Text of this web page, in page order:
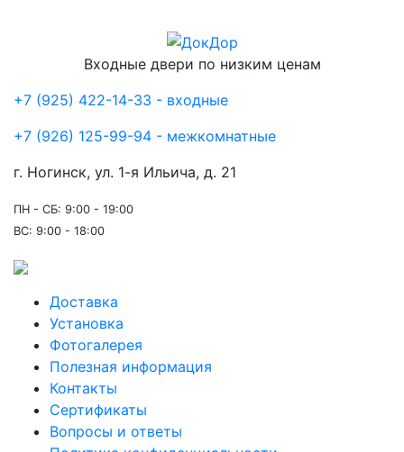
Входные двери по низким ценам
+7 (925) 422-14-33 - входные
+7 (926) 125-99-94 - межкомнатные
г. Ногинск, ул. 1-я Ильича, д. 21
ПН - СБ: 9:00 - 19:00
ВС: 9:00 - 18:00
Доставка
Установка
Фотогалерея
Полезная информация
Контакты
Сертификаты
Вопросы и ответы